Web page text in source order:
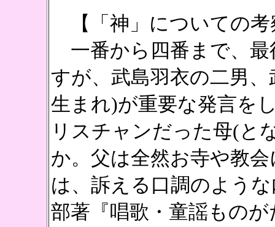
【「神」についての考
一番から四番まで、最
すが、武島羽衣の二男
生まれ)が重要な発言を
リスチャンだった母(と
か。父は全然お寺や教
は、訴える口調のよう
部著『唱歌・童謡もの